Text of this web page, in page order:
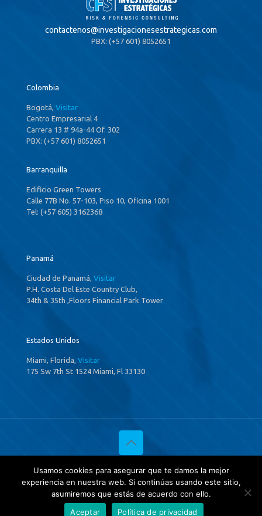
contactenos@investigacionesestrategicas.com
PBX: (+57 601) 8052651
Colombia
Bogotá, Visitar
Centro Empresarial 4
Carrera 13 # 94a-44 Of. 302
PBX: (+57 601) 8052651
Barranquilla
Edificio Green Towers
Calle 77B No. 57-103, Piso 10, Oficina 1001
Tel: (+57 605) 3162368
Panamá
Ciudad de Panamá, Visitar
P.H. Costa Del Este Country Club,
34th & 35th ,Floors Financial Park Tower
Estados Unidos
Miami, Florida, Visitar
175 Sw 7th St 1524 Miami, Fl 33130
© 2020 Investigaciones Estratégicas & Asociados. All Rights
Reserved
Política de privacidad
yTratamientos de datos.
Usamos cookies para asegurar que te damos la mejor
experiencia en nuestra web. Si continúas usando este sitio,
asumiremos que estás de acuerdo con ello.
Aceptar
Política de privacidad